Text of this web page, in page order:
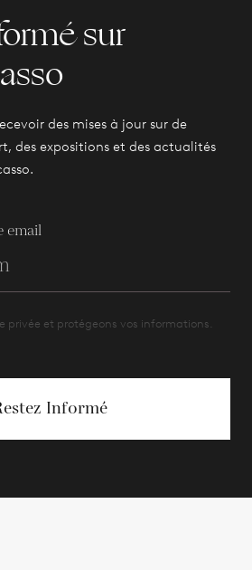
sur
des mises à jour sur de
des expositions et des actualités
email
privée et protégeons vos informations.
Informé